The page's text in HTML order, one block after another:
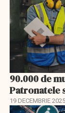
90.000 de
Patronatele
19 DECEMBRIE 2025